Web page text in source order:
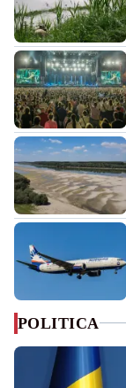
POLITICA